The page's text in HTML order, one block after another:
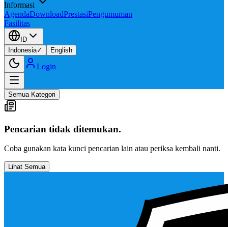
Informasi
AgendaDownloadPrestasiPengumuman
Fasilitas
ID
Indonesia✓ English
Login
Semua Kategori
Pencarian tidak ditemukan.
Coba gunakan kata kunci pencarian lain atau periksa kembali nanti.
Lihat Semua